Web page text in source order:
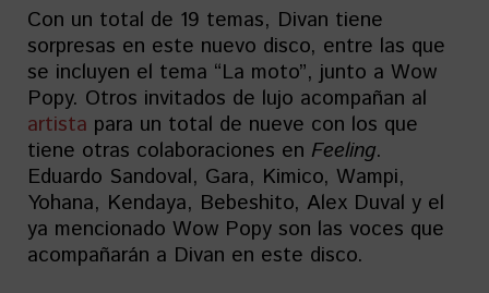
Con un total de 19 temas, Divan tiene
sorpresas en este nuevo disco, entre las que
se incluyen el tema “La moto”, junto a Wow
Popy. Otros invitados de lujo acompañan al
artista para un total de nueve con los que
tiene otras colaboraciones en Feeling.
Eduardo Sandoval, Gara, Kimico, Wampi,
Yohana, Kendaya, Bebeshito, Alex Duval y el
ya mencionado Wow Popy son las voces que
acompañarán a Divan en este disco.